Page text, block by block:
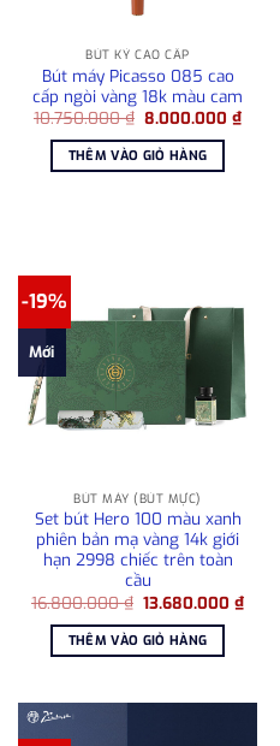
BÚT KÝ CAO CẤP
Bút máy Picasso 085 cao
cấp ngòi vàng 18k màu cam
10.750.000₫ Giá
là:
10.750.000 ₫.
8.000.000₫Giá
hiện
THÊM VÀO GIỎ HÀNG
-19%
Mới
BÚT MÁY (BÚT MỰC)
Set bút Hero 100 màu xanh
phiên bản mạ vàng 14k giới
hạn 2998 chiếc trên toàn
cầu
16.800.000₫ Giá
là:
16.800.000 ₫.
13.680.000₫Giá
hiện
THÊM VÀO GIỎ HÀNG